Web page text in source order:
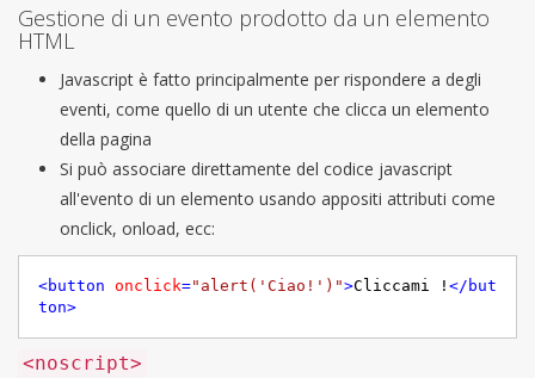
Gestione di un evento prodotto da un elemento
HTML
Javascript è fatto principalmente per rispondere a degli
eventi, come quello di un utente che clicca un elemento
della pagina
Si può associare direttamente del codice javascript
all'evento di un elemento usando appositi attributi come
onclick, onload, ecc:
<button onclick="alert('Ciao!')">Cliccami ! </ but
ton>
<noscript>